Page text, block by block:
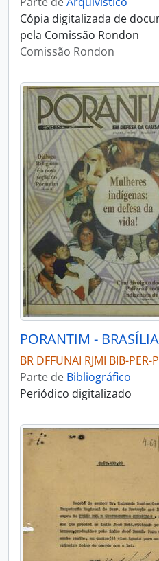
Cópia digitalizada de
pela Comissão Rondon
Comissão Rondon
BR DFFUNAI RJMI BIB-PER-
Parte de Bibliográfico
Periódico digitalizado